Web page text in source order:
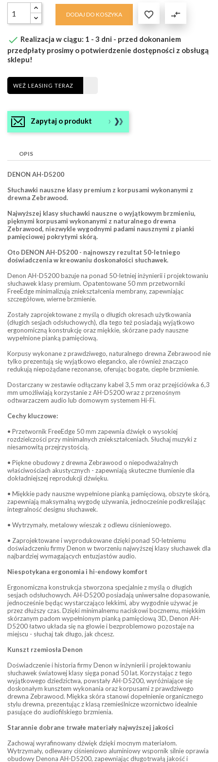
DODAJ DO KOSZYKA  compare_arrows
 Realizacja w ciągu: 1 - 3 dni - przed dokonaniem
przedpłaty prosimy o potwierdzenie dostępności z obsługą
sklepu!
WEŹ LEASING TERAZ
Zapytaj o produkt
OPIS
DENON AH-D5200
Słuchawki nauszne klasy premium z korpusami wykonanymi z
drewna Zebrawood.
Najwyższej klasy słuchawki nauszne o wyjątkowym brzmieniu,
pięknymi korpusami wykonanymi z naturalnego drewna
Zebrawood, niezwykle wygodnymi padami nausznymi z pianki
pamięciowej pokrytymi skórą.
Oto DENON AH-D5200 - najnowszy rezultat 50-letniego
doświadczenia w kreowaniu doskonałości słuchawek.
Denon AH-D5200 bazuje na ponad 50-letniej inżynierii i projektowaniu
słuchawek klasy premium. Opatentowane 50 mm przetworniki
FreeEdge minimalizują zniekształcenia membrany, zapewniając
szczegółowe, wierne brzmienie.
Zostały zaprojektowane z myślą o długich okresach użytkowania
(długich sesjach odsłuchowych), dla tego też posiadają wyjątkowo
ergonomiczną konstrukcję oraz miękkie, skórzane pady nauszne
wypełnione pianką pamięciową.
Korpusy wykonane z prawdziwego, naturalnego drewna Zebrawood nie
tylko prezentują się wyjątkowo elegancko, ale również znacząco
redukują niepożądane rezonanse, oferując bogate, ciepłe brzmienie.
Dostarczany w zestawie odłączany kabel 3,5 mm oraz przejściówka 6,3
mm umożliwiają korzystanie z AH-D5200 wraz z przenośnym
odtwarzaczem audio lub domowym systemem Hi-Fi.
Cechy kluczowe:
• Przetwornik FreeEdge 50 mm zapewnia dźwięk o wysokiej
rozdzielczości przy minimalnych zniekształceniach. Słuchaj muzyki z
niesamowitą przejrzystością.
• Piękne obudowy z drewna Zebrawood o niepodważalnych
właściwościach akustycznych - zapewniają skuteczne tłumienie dla
dokładniejszej reprodukcji dźwięku.
• Miękkie pady nauszne wypełnione pianką pamięciową, obszyte skórą,
zapewniają maksymalną wygodę używania, jednocześnie podkreślając
integralność designu słuchawek.
• Wytrzymały, metalowy wieszak z odlewu ciśnieniowego.
• Zaprojektowane i wyprodukowane dzięki ponad 50-letniemu
doświadczeniu firmy Denon w tworzeniu najwyższej klasy słuchawek dla
najbardziej wymagających entuzjastów audio.
Niespotykana ergonomia i hi-endowy komfort
Ergonomiczna konstrukcja stworzona specjalnie z myślą o długich
sesjach odsłuchowych. AH-D5200 posiadają uniwersalne dopasowanie,
jednocześnie będąc wystarczająco lekkimi, aby wygodnie używać je
przez dłuższy czas. Dzięki minimalnemu naciskowi bocznemu, miękkim
skórzanym padom wypełnionym pianką pamięciową 3D, Denon AH-
D5200 łatwo układa się na głowie i bezproblemowo pozostaje na
miejscu - słuchaj tak długo, jak chcesz.
Kunszt rzemiosła Denon
Doświadczenie i historia firmy Denon w inżynierii i projektowaniu
słuchawek światowej klasy sięga ponad 50 lat. Korzystając z tego
wyjątkowego dziedzictwa, powstały AH-D5200, wyróżniające się
doskonałym kunsztem wykonania oraz korpusami z prawdziwego
drewna Zebrawood. Miękka skóra stanowi dopełnienie organicznego
stylu drewna, prezentując z klasą rzemieślnicze wzornictwo idealnie
pasujące do audiofilskiego brzmienia.
Starannie dobrane trwałe materiały najwyższej jakości
Zachowaj wyrafinowany dźwięk dzięki mocnym materiałom.
Wytrzymały, odlewany ciśnieniowo aluminiowy wspornik silnie oprawia
obudowy Denona AH-D5200, zapewniając długotrwałą jakość i